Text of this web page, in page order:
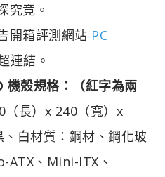
究竟。
開箱評測網站 PC
連結。
機殼規格：（紅字為兩
（長）x 240（寬）x
白材質：鋼材、鋼化玻
ATX、Mini-ITX、